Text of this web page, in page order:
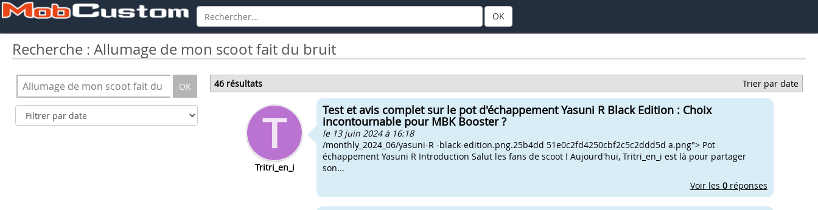
OK
Recherche : Allumage de mon scoot fait du bruit
OK 46 résultats Trier par date
Tritri_en_i
Test et avis complet sur le pot d'échappement Yasuni R Black Edition : Choix
incontournable pour MBK Booster ?
le 13 juin 2024 à 16:18
/monthly_2024_06/yasuni-R -black-edition.png.25b4dd 51e0c2fd4250cbf2c5c2ddd5d a.png"> Pot
échappement Yasuni R Introduction Salut les fans de scoot ! Aujourd'hui, Tritri_en_i est là pour partager
son...
Voir les 0réponses